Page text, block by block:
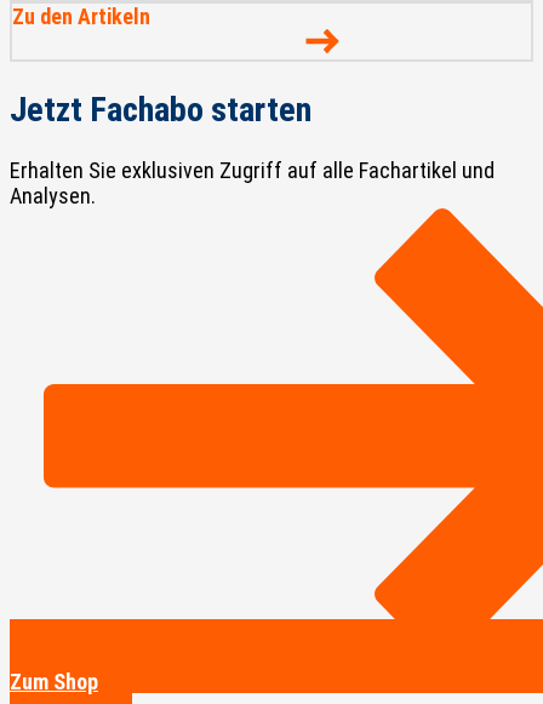
Zu den Artikeln
Jetzt Fachabo starten
Erhalten Sie exklusiven Zugriff auf alle Fachartikel und
Analysen.
Zum Shop